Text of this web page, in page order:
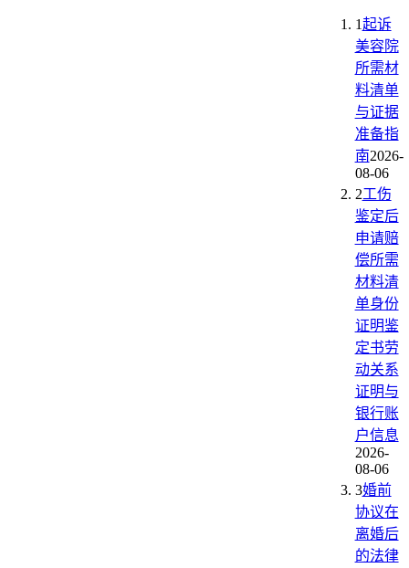
1起诉
美容院
所需材
料清单
与证据
准备指
南2026-
08-06
2工伤
鉴定后
申请赔
偿所需
材料清
单身份
证明鉴
定书劳
动关系
证明与
银行账
户信息
2026-
08-06
3婚前
协议在
离婚后
的法律